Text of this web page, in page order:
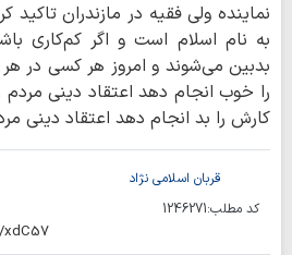
نماینده ولی فقیه در مازندران
به نام اسلام است و اگر کم‌کاری
بدبین می‌شوند و امروز هر کسی در
را خوب انجام دهد اعتقاد دینی
کارش را بد انجام دهد اعتقاد دینی
قربان اسلامی نژاد
کد مطلب:1246271